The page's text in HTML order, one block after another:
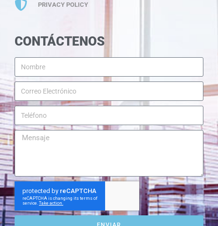
PRIVACY POLICY
CONTÁCTENOS